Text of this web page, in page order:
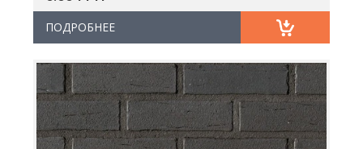
ПОДРОБНЕЕ